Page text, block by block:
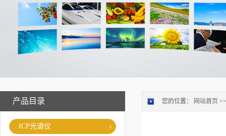
产品目录
ICP光谱仪
您的位置： 网站首页